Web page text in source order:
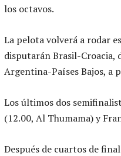
los octavos.
La pelota volverá a rodar
disputarán Brasil-Croacia,
Argentina-Países Bajos, a
Los últimos dos
(12.00, Al Thumama) y
Después de cuartos de